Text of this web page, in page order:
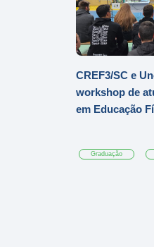
CREF3/SC e
workshop de
em Educação
Graduação